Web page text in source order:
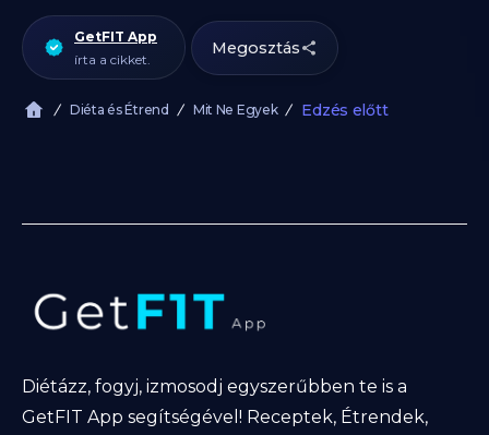
Diétázz, fogyj, izmosodj egyszerűbben te is a
GetFIT App segítségével! Receptek, Étrendek,
GetFIT App
írta a cikket.
Megosztás
Diéta és Étrend Mit Ne Egyek Edzés előtt